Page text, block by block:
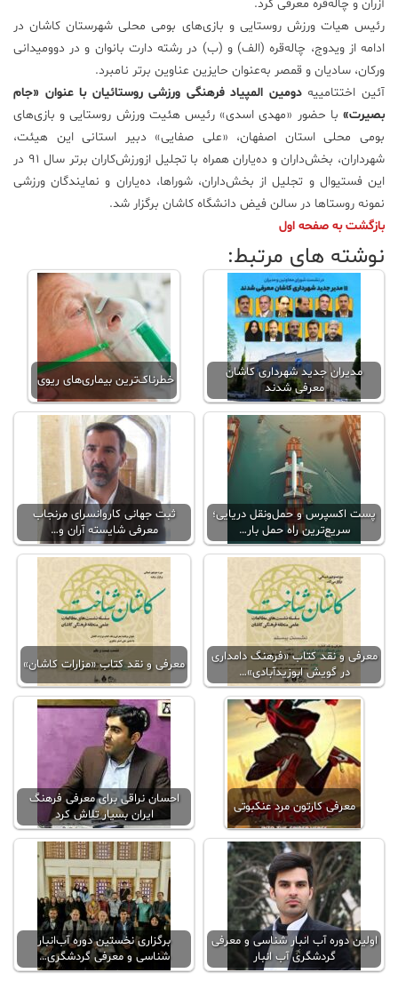
آزران و چاله‌قره معرفی کرد.
رئیس هیات ورزش روستایی و بازی‌های بومی محلی شهرستان کاشان در
ادامه از ویدوج، چاله‌قره (الف) و (ب) در رشته دارت بانوان و در دوو‌میدانی
ورکان، سادیان و قمصر به‌عنوان حايزین عناوین برتر نامبرد.
آئین اختتامییهدومین المپیاد فرهنگی ورزشی روستائیان با عنوان «جام
بصیرت» با حضور «مهدی اسدی» رئیس هئیت ورزش روستایی و بازی‌های
بومی محلی استان اصفهان، «علی صفایی» دبیر استانی این هیئت،
شهرداران، بخش‌داران و ده‌یاران همراه با تجلیل ازورزش‌کاران بر‌تر سال ۹۱ در
این فستیوال و تجلیل از بخش‌داران، شورا‌ها، ده‌یاران و نمایندگان ورزشی
نمونه روستا‌ها در سالن فیض دانشگاه کاشان برگزار شد.
بازگشت به صفحه اول
نوشته های مرتبط:
مدیران جدید شهرداری کاشان
معرفی شدند
خطرناک‌ترین بیماری‌های ریوی
پست اکسپرس و حمل‌ونقل دریایی؛
سریع‌ترین راه حمل بار…
ثبت جهانی کاروانسرای مرنجاب
معرفی شایسته آران و…
معرفی و نقد کتاب «فرهنگ دامداری
در گویش ابوزیدآبادی»…
معرفی و نقد کتاب «مزارات کاشان»
معرفی کارتون مرد عنکبوتی
احسان نراقی برای معرفی فرهنگ
ایران بسیار تلاش کرد
اولین دوره آب انبار شناسی و معرفی
گردشگری آب انبار
برگزاری نخستین دوره آب‌انبار
شناسی و معرفی گردشگری…